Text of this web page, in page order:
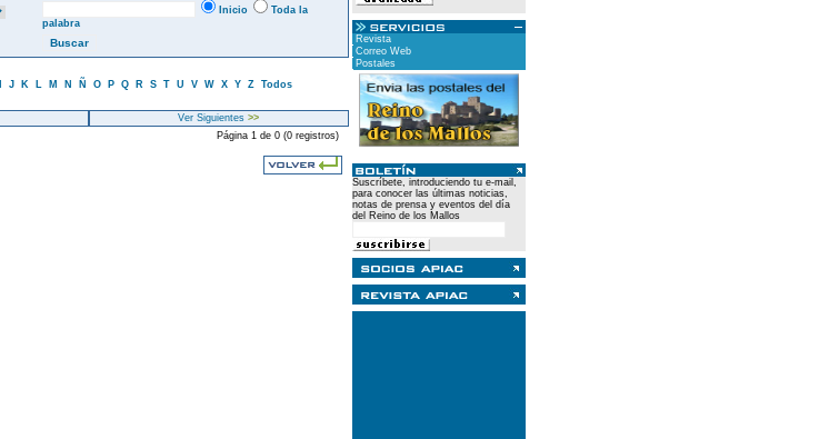
Inicio
Toda la
palabra
J K L M N Ñ O P Q R S T U V W X Y Z Todos
Ver Siguientes >>
Página 1 de 0 (0 registros)
Revista
Correo Web
Postales
Suscríbete, introduciendo tu e-mail,
para conocer las últimas noticias,
notas de prensa y eventos del día
del Reino de los Mallos